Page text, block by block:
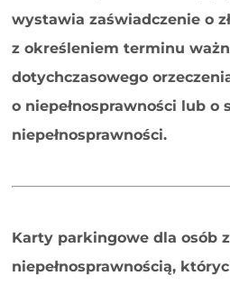
wystawia zaświadczenie o
z określeniem terminu
dotychczasowego
o niepełnosprawności lub o
niepełnosprawności.
Karty parkingowe dla osób z
niepełnosprawnością,